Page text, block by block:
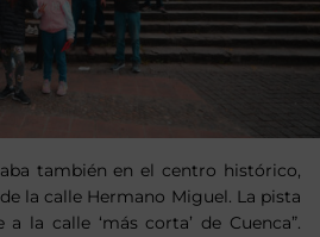
también en el centro histórico,
la calle Hermano Miguel. La pista
la calle ‘más corta’ de Cuenca”.